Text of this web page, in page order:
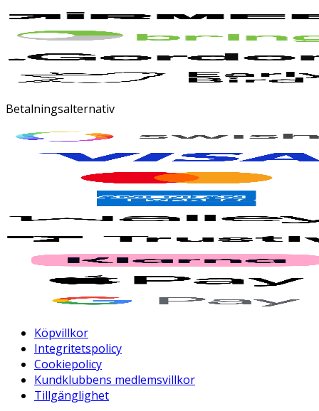
Betalningsalternativ
Köpvillkor
Integritetspolicy
Cookiepolicy
Kundklubbens medlemsvillkor
Tillgänglighet